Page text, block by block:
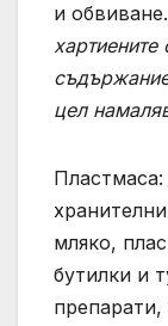
и обвиване.
хартиените
цел
мляко,
бутилки и